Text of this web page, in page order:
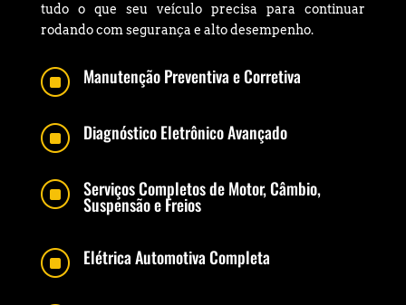
tudo o que seu veículo precisa para continuar
rodando com segurança e alto desempenho.
] Manutenção Preventiva e Corretiva
] Diagnóstico Eletrônico Avançado
] Serviços Completos de Motor, Câmbio,
Suspensão e Freios
] Elétrica Automotiva Completa